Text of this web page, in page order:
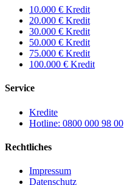
10.000 € Kredit
20.000 € Kredit
30.000 € Kredit
50.000 € Kredit
75.000 € Kredit
100.000 € Kredit
Service
Kredite
Hotline: 0800 000 98 00
Rechtliches
Impressum
Datenschutz